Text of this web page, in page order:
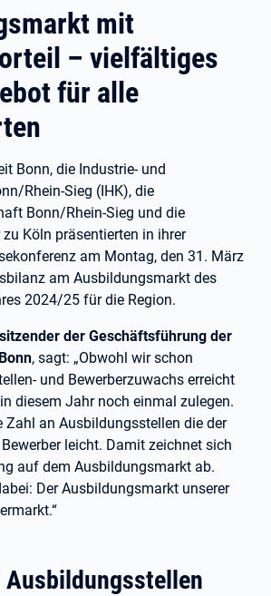
mit
– vielfältiges
für alle
Bonn, die Industrie- und
Rhein-Sieg (IHK), die
Bonn/Rhein-Sieg und die
Köln präsentierten in ihrer
am Montag, den 31. März
am Ausbildungsmarkt des
2024/25 für die Region.
der Geschäftsführung der
, sagt: „Obwohl wir schon
und Bewerberzuwachs erreicht
diesem Jahr noch einmal zulegen.
Zahl an Ausbildungsstellen die der
leicht. Damit zeichnet sich
auf dem Ausbildungsmarkt ab.
Der Ausbildungsmarkt unserer
Ausbildungsstellen